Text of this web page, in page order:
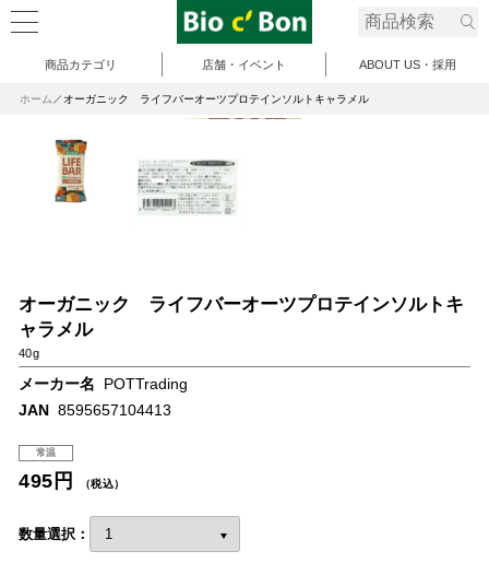
商品カテゴリ 店舗・イベント ABOUT US・採用
ホーム オーガニック ライフバーオーツプロテインソルトキャラメル
オーガニック ライフバーオーツプロテインソルトキ
ャラメル
40g
メーカー名
POTTrading
JAN 8595657104413
常温
495円 （税込）
数量選択：